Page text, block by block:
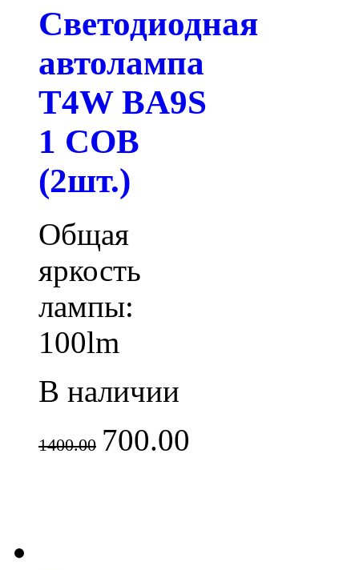
Светодиодная
автолампа
T4W BA9S
1 COB
(2шт.)
Общая
яркость
лампы:
100lm
В наличии
1400.00 700.00